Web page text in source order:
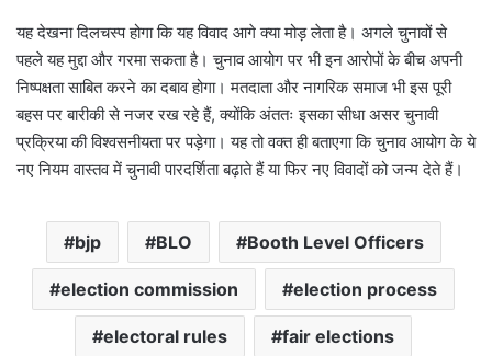
यह देखना दिलचस्प होगा कि यह विवाद आगे क्या मोड़ लेता है। अगले चुनावों से
पहले यह मुद्दा और गरमा सकता है। चुनाव आयोग पर भी इन आरोपों के बीच अपनी
निष्पक्षता साबित करने का दबाव होगा। मतदाता और नागरिक समाज भी इस पूरी
बहस पर बारीकी से नजर रख रहे हैं, क्योंकि अंततः इसका सीधा असर चुनावी
प्रक्रिया की विश्वसनीयता पर पड़ेगा। यह तो वक्त ही बताएगा कि चुनाव आयोग के ये
नए नियम वास्तव में चुनावी पारदर्शिता बढ़ाते हैं या फिर नए विवादों को जन्म देते हैं।
bjp BLO Booth Level Officers
election commission election process
electoral rules fair elections